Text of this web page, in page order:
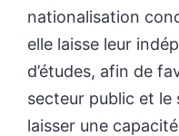
nationalisation
elle laisse leur
d’études, afin de
secteur public et
laisser une